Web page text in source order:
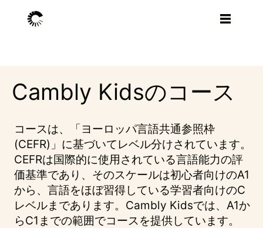
Cambly Kidsのコース
コースは、「ヨーロッパ言語共通参照枠
(CEFR)」に基づいてレベル分けされています。
CEFRは国際的に使用されている言語能力の評
価基準であり、そのスケールは初心者向けのA1
から、言語をほぼ習得している学習者向けのC
レベルまであります。Cambly Kidsでは、A1か
らC1までの範囲でコースを提供しています。